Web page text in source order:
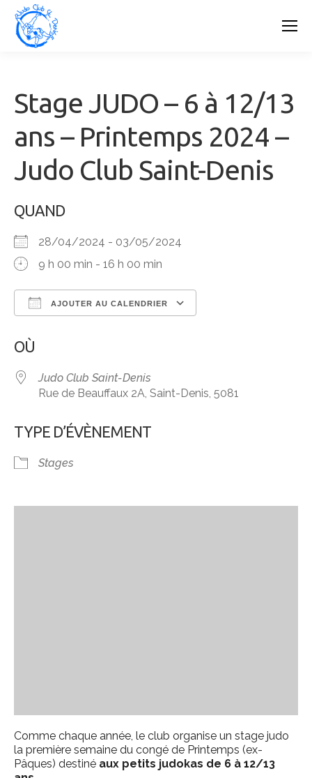
Stage JUDO – 6 à 12/13
ans – Printemps 2024 –
Judo Club Saint-Denis
QUAND
28/04/2024 - 03/05/2024
9 h 00 min - 16 h 00 min
AJOUTER AU CALENDRIER
OÙ
Judo Club Saint-Denis
Rue de Beauffaux 2A, Saint-Denis, 5081
TYPE D’ÉVÈNEMENT
Stages
Comme chaque année, le club organise un stage judo
la première semaine du congé de Printemps (ex-
Pâques) destiné aux petits judokas de 6 à 12/13